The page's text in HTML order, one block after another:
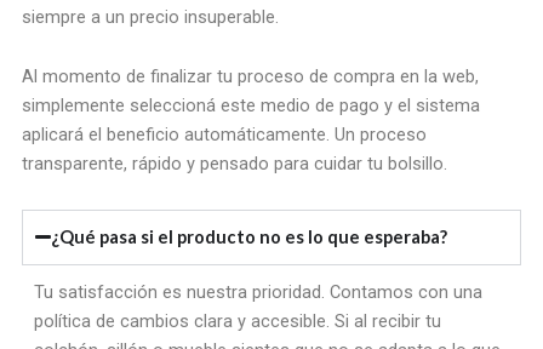
siempre a un precio insuperable.
Al momento de finalizar tu proceso de compra en la web,
simplemente seleccioná este medio de pago y el sistema
aplicará el beneficio automáticamente. Un proceso
transparente, rápido y pensado para cuidar tu bolsillo.
¿Qué pasa si el producto no es lo que esperaba?
Tu satisfacción es nuestra prioridad. Contamos con una
política de cambios clara y accesible. Si al recibir tu